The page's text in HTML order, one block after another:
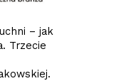
– jak
Trzecie